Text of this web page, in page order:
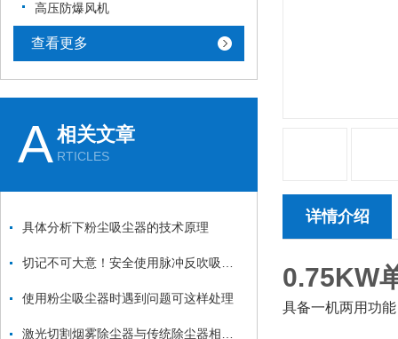
高压防爆风机
查看更多
A相关文章
RTICLES
具体分析下粉尘吸尘器的技术原理
使用粉尘吸尘器时遇到问题可这样处理
详情介绍
0.75KW
具备一机两用功